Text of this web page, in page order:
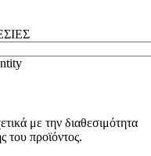
με την διαθεσιμότητα
του προϊόντος.